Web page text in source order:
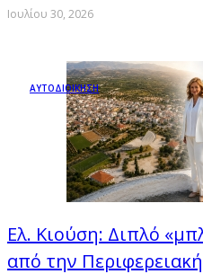
Ιουλίου 30, 2026
ΑΥΤΟΔΙΟΙΚΗΣΗ
Ελ. Κιούση: Διπλό
από την